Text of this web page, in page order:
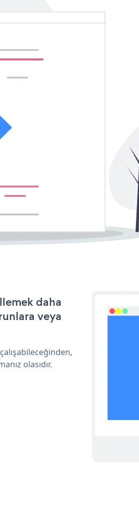
daha
veya
olasıdır.